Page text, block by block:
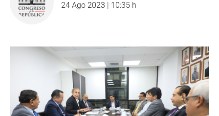
24 Ago 2023 | 10:35 h